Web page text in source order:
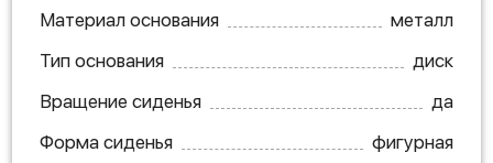
Материал основания
металл
Тип основания
диск
Вращение сиденья
да
Форма сиденья
фигурная